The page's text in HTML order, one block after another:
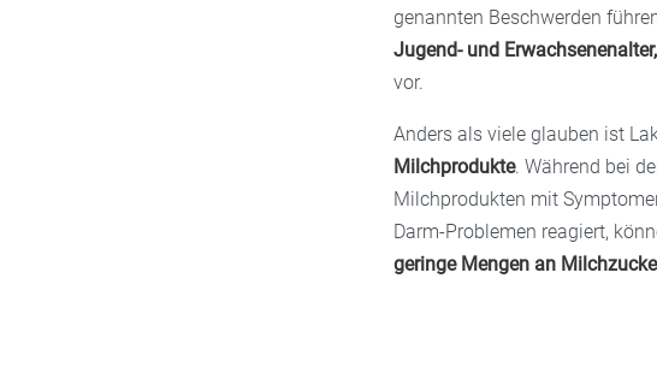
genannten Beschwerden
Jugend- und Erwachsenenalter,
vor.
Anders als viele glauben ist
Milchprodukte. Während bei
Milchprodukten mit
Darm-Problemen reagiert,
geringe Mengen an